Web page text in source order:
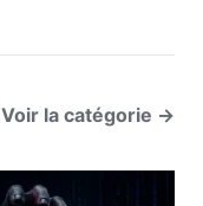
Voir la catégorie →